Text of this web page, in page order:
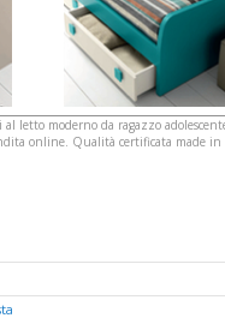
letto moderno da ragazzo
online. Qualità certificata made